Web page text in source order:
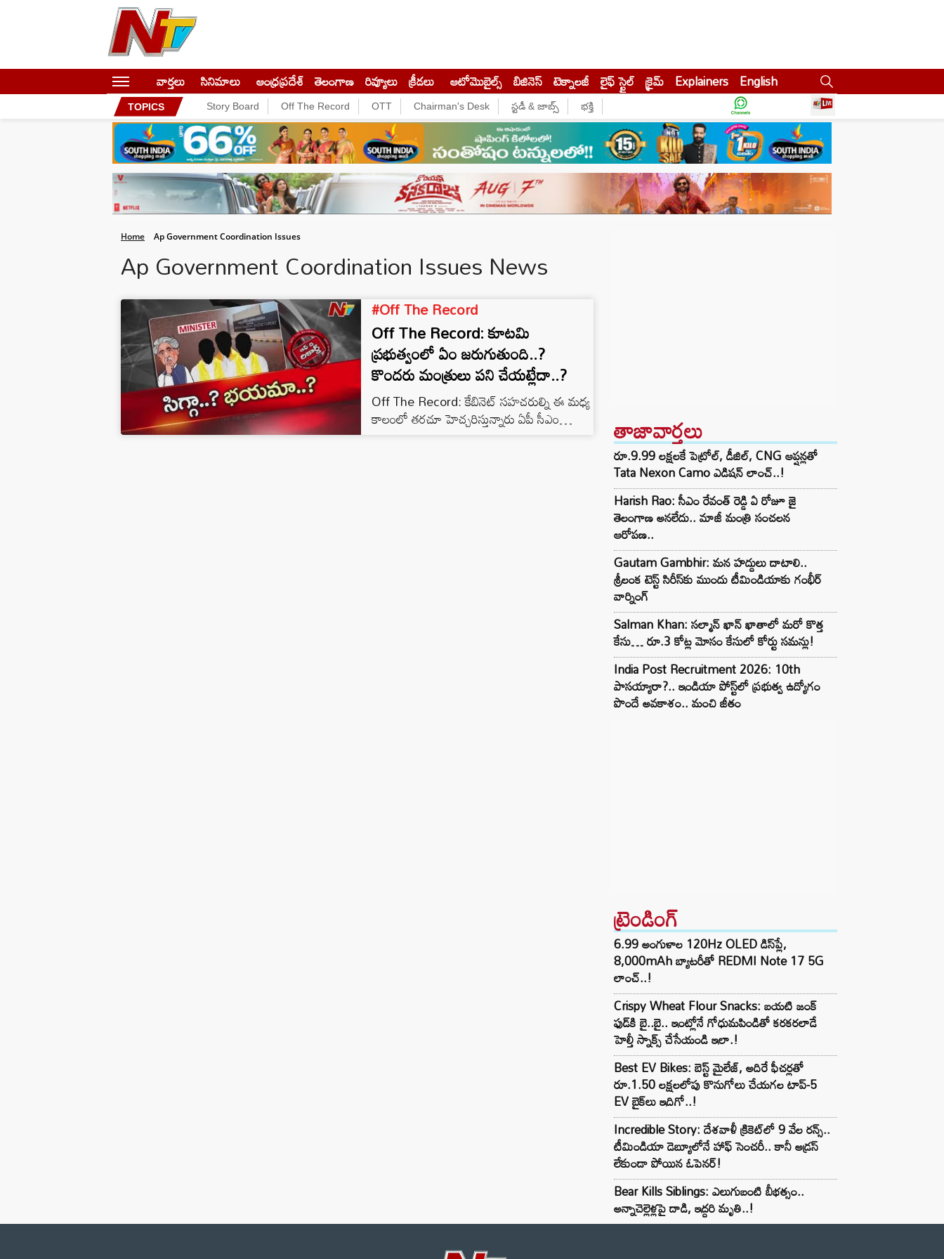
వార్తలు సినిమాలు ఆంధ్రప్రదేశ్ తెలంగాణ రివ్యూలు క్రీడలు ఆటోమొబైల్స్ బిజినెస్‌ టెక్నాలజీ లైఫ్ స్టైల్ క్రైమ్ Explainers English
TOPICS Story Board Off The Record OTT Chairman's Desk స్టడీ & జాబ్స్ భక్తి
Home Ap Government Coordination Issues
Ap Government Coordination Issues News
#Off The Record
Off The Record: కూటమి
ప్రభుత్వంలో ఏం జరుగుతుంది..?
కొందరు మంత్రులు పని చేయట్లేదా..?
Off The Record: కేబినెట్‌ సహచరుల్ని ఈ మధ్య
కాలంలో తరచూ హెచ్చరిస్తున్నారు ఏపీ సీఎం తాజావార్తలు
రూ.9.99 లక్షలకే పెట్రోల్, డీజిల్, CNG ఆప్షన్లతో
Tata Nexon Camo ఎడిషన్ లాంచ్..!
Harish Rao: సీఎం రేవంత్ రెడ్డి ఏ రోజూ జై
తెలంగాణ అనలేదు.. మాజీ మంత్రి సంచలన
ఆరోపణ..
Gautam Gambhir: మన హద్దులు దాటాలి..
శ్రీలంక టెస్ట్ సిరీస్‌కు ముందు టీమిండియాకు గంభీర్
వార్నింగ్
Salman Khan: సల్మాన్ ఖాన్ ఖాతాలో మరో కొత్త
కేసు… రూ.3 కోట్ల మోసం కేసులో కోర్టు సమన్లు!
India Post Recruitment 2026: 10th
పాసయ్యారా?.. ఇండియా పోస్ట్‌లో ప్రభుత్వ ఉద్యోగం
పొందే అవకాశం.. మంచి జీతం
ట్రెండింగ్‌
6.99 అంగుళాల 120Hz OLED డిస్‌ప్లే,
8,000mAh బ్యాటరీతో REDMI Note 17 5G
లాంచ్..!
Crispy Wheat Flour Snacks: బయటి జంక్
ఫుడ్‌కి బై..బై.. ఇంట్లోనే గోధుమపిండితో కరకరలాడే
హెల్తీ స్నాక్స్ చేసేయండి ఇలా.!
Best EV Bikes: బెస్ట్ మైలేజ్, అదిరే ఫీచర్లతో
రూ.1.50 లక్షలలోపు కొనుగోలు చేయగల టాప్-5
EV బైక్‌లు ఇదిగో..!
Incredible Story: దేశవాళీ క్రికెట్‌లో 9 వేల రన్స్..
టీమిండియా డెబ్యూలోనే హాఫ్ సెంచరీ.. కానీ అడ్రస్
లేకుండా పోయిన ఓపెనర్!
Bear Kills Siblings: ఎలుగుబంటి బీభత్సం..
అన్నాచెల్లెళ్లపై దాడి, ఇద్దరి మృతి..!